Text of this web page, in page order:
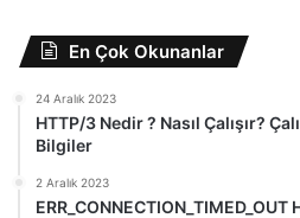
En Çok Okunanlar
24 Aralık 2023
HTTP/3 Nedir ? Nasıl Çalışır?
Bilgiler
2 Aralık 2023
ERR_CONNECTION_TIMED_OUT